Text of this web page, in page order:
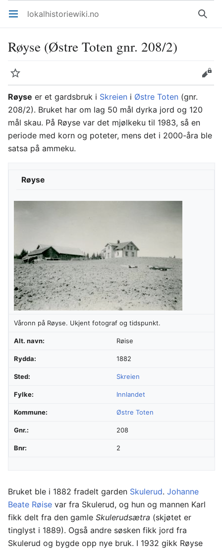
Åpne hovedmenyen lokalhistoriewiki.no Søk
Røyse (Østre Toten gnr. 208/2)
Overvåk
Rediger
Røyse er et gardsbruk i Skreien i Østre Toten (gnr.
208/2). Bruket har om lag 50 mål dyrka jord og 120
mål skau. På Røyse var det mjølkeku til 1983, så en
periode med korn og poteter, mens det i 2000-åra ble
satsa på ammeku.
Røyse
Våronn på Røyse. Ukjent fotograf og tidspunkt.
Alt. navn: Røise
Rydda: 1882
Sted: Skreien
Fylke: Innlandet
Kommune: Østre Toten
Gnr.: 208
Bnr: 2
Bruket ble i 1882 fradelt garden Skulerud. Johanne
Beate Røise var fra Skulerud, og hun og mannen Karl
fikk delt fra den gamle Skulerudsætra (skjøtet er
tinglyst i 1889). Også andre søsken fikk jord fra
Skulerud og bygde opp nye bruk. I 1932 gikk Røyse